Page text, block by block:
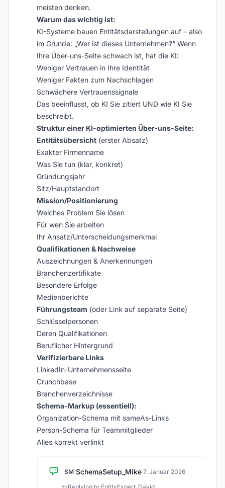
meisten denken.
Warum das wichtig ist:
KI-Systeme bauen Entitätsdarstellungen auf – also
im Grunde: „Wer ist dieses Unternehmen?“ Wenn
Ihre Über-uns-Seite schwach ist, hat die KI:
Weniger Vertrauen in Ihre Identität
Weniger Fakten zum Nachschlagen
Schwächere Vertrauenssignale
Das beeinflusst, ob KI Sie zitiert UND wie KI Sie
beschreibt.
Struktur einer KI-optimierten Über-uns-Seite:
Entitätsübersicht (erster Absatz)
Exakter Firmenname
Was Sie tun (klar, konkret)
Gründungsjahr
Sitz/Hauptstandort
Mission/Positionierung
Welches Problem Sie lösen
Für wen Sie arbeiten
Ihr Ansatz/Unterscheidungsmerkmal
Qualifikationen & Nachweise
Auszeichnungen & Anerkennungen
Branchenzertifikate
Besondere Erfolge
Medienberichte
Führungsteam (oder Link auf separate Seite)
Schlüsselpersonen
Deren Qualifikationen
Beruflicher Hintergrund
Verifizierbare Links
LinkedIn-Unternehmensseite
Crunchbase
Branchenverzeichnisse
Schema-Markup (essentiell):
Organization-Schema mit sameAs-Links
Person-Schema für Teammitglieder
Alles korrekt verlinkt
SM SchemaSetup_Mike·7. Januar 2026